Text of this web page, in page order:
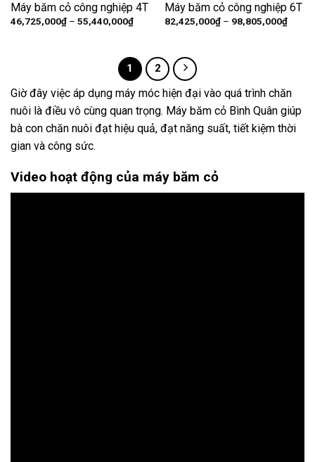
Máy băm cỏ công nghiệp 4T
46,725,000₫ – 55,440,000₫Khoảng
giá:
đến
55,440,000₫
Máy băm cỏ công nghiệp 6T
82,425,000₫ – 98,805,000₫
giá:
1 2
Giờ đây việc áp dụng máy móc hiện đại vào quá trình chăn
nuôi là điều vô cùng quan trọng. Máy băm cỏ Bình Quân giúp
bà con chăn nuôi đạt hiệu quả, đạt năng suất, tiết kiệm thời
gian và công sức.
Video hoạt động của máy băm cỏ